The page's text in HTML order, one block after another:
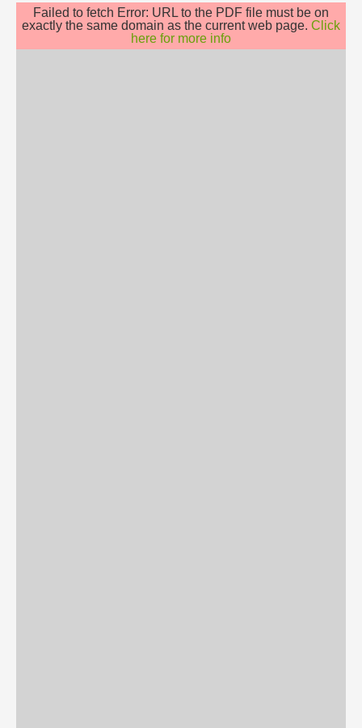
Failed to fetch Error: URL to the PDF file must be on
exactly the same domain as the current web page. Click
here for more info